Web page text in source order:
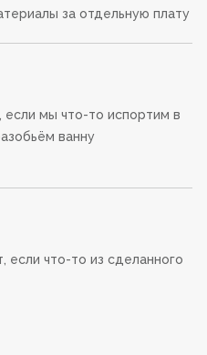
за отдельную плату
мы что-то испортим в
ванну
если что-то из сделанного